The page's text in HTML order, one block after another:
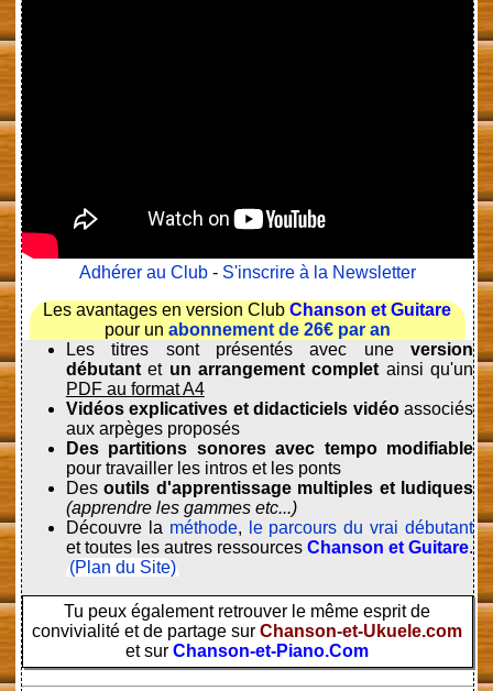
Adhérer au Club - S'inscrire à la Newsletter
Les avantages en version ClubChanson et Guitare
pour un abonnement de 26€ par an
Les titres sont présentés avec uneversion
débutantet un arrangement complet ainsi qu'un
PDF au format A4
Vidéos explicatives et didacticiels vidéoassociés
aux arpèges proposés
Des partitions sonores avec tempo modifiable
pour travailler les intros et les ponts
Desoutils d'apprentissage multiples et ludiques
(apprendre les gammes etc...)
Découvre la méthode,
le parcours du vrai débutant
et toutes les autres ressourcesChanson et Guitare.
(Plan du Site)
Tu peux également retrouver le même esprit de
convivialité et de partage surChanson-et-Ukuele.com
et surChanson-et-Piano.Com